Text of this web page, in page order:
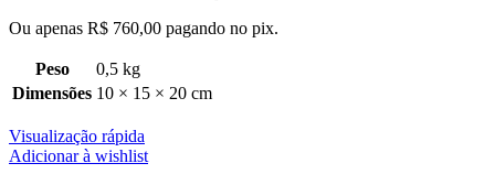
Ou apenas R$ 760,00 pagando no pix.
Peso
0,5 kg
Dimensões 10 × 15 × 20 cm
Visualização rápida
Adicionar à wishlist